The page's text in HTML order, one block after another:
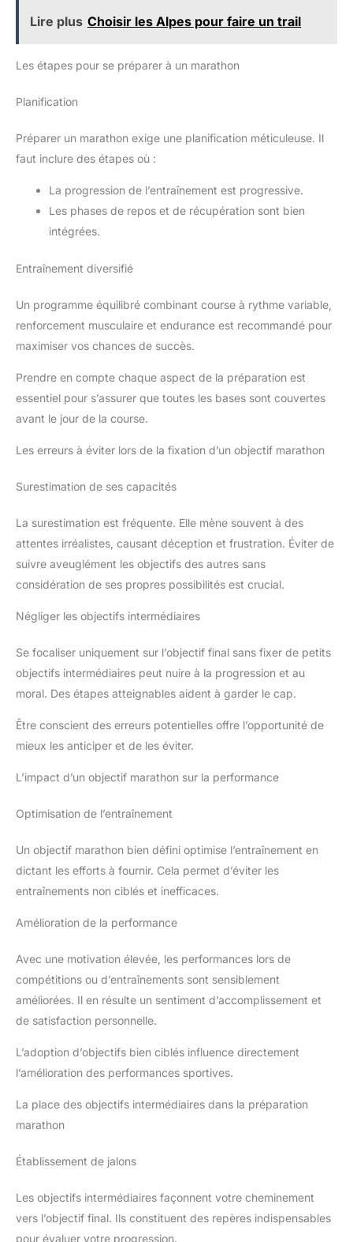
Lire plus Choisir les Alpes pour faire un trail
Les étapes pour se préparer à un marathon
Planification
Préparer un marathon exige une planification méticuleuse. Il
faut inclure des étapes où :
La progression de l’entraînement est progressive.
Les phases de repos et de récupération sont bien
intégrées.
Entraînement diversifié
Un programme équilibré combinant course à rythme variable,
renforcement musculaire et endurance est recommandé pour
maximiser vos chances de succès.
Prendre en compte chaque aspect de la préparation est
essentiel pour s’assurer que toutes les bases sont couvertes
avant le jour de la course.
Les erreurs à éviter lors de la fixation d’un objectif marathon
Surestimation de ses capacités
La surestimation est fréquente. Elle mène souvent à des
attentes irréalistes, causant déception et frustration. Éviter de
suivre aveuglément les objectifs des autres sans
considération de ses propres possibilités est crucial.
Négliger les objectifs intermédiaires
Se focaliser uniquement sur l’objectif final sans fixer de petits
objectifs intermédiaires peut nuire à la progression et au
moral. Des étapes atteignables aident à garder le cap.
Être conscient des erreurs potentielles offre l’opportunité de
mieux les anticiper et de les éviter.
L’impact d’un objectif marathon sur la performance
Optimisation de l’entraînement
Un objectif marathon bien défini optimise l’entraînement en
dictant les efforts à fournir. Cela permet d’éviter les
entraînements non ciblés et inefficaces.
Amélioration de la performance
Avec une motivation élevée, les performances lors de
compétitions ou d’entraînements sont sensiblement
améliorées. Il en résulte un sentiment d’accomplissement et
de satisfaction personnelle.
L’adoption d’objectifs bien ciblés influence directement
l’amélioration des performances sportives.
La place des objectifs intermédiaires dans la préparation
marathon
Établissement de jalons
Les objectifs intermédiaires façonnent votre cheminement
vers l’objectif final. Ils constituent des repères indispensables
pour évaluer votre progression.